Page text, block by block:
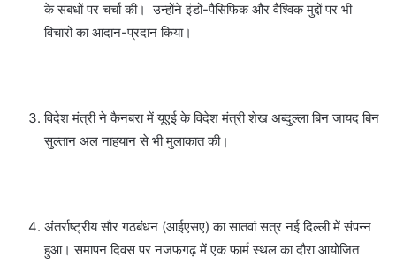
के संबंधों पर चर्चा की। उन्होंने इंडो-पैसिफिक और वैश्विक मुद्दों पर भी
विचारों का आदान-प्रदान किया।
विदेश मंत्री ने कैनबरा में यूएई के विदेश मंत्री शेख अब्दुल्ला बिन जायद बिन
सुल्तान अल नाहयान से भी मुलाकात की।
अंतर्राष्ट्रीय सौर गठबंधन (आईएसए) का सातवां सत्र नई दिल्ली में संपन्न
हुआ। समापन दिवस पर नजफगढ़ में एक फार्म स्थल का दौरा आयोजित